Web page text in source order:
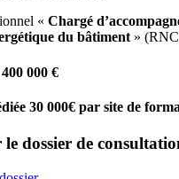
« Chargé
du bâtiment »
000 €
30 000€ par site de
le dossier de